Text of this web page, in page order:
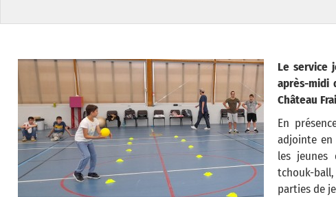
Le service
après-midi
Château
En
adjointe en
les jeunes
tchouk-
parties de